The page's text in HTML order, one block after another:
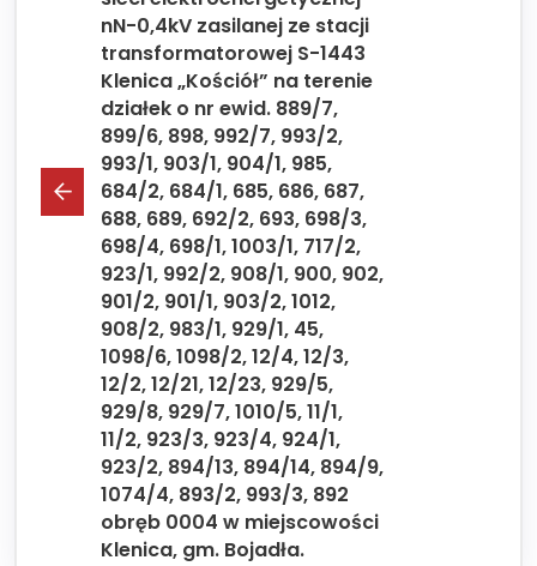
nN-0,4kV zasilanej ze stacji
transformatorowej S-1443
Klenica „Kościół” na terenie
działek o nr ewid. 889/7,
899/6, 898, 992/7, 993/2,
993/1, 903/1, 904/1, 985,
684/2, 684/1, 685, 686, 687,
688, 689, 692/2, 693, 698/3,
698/4, 698/1, 1003/1, 717/2,
923/1, 992/2, 908/1, 900, 902,
901/2, 901/1, 903/2, 1012,
908/2, 983/1, 929/1, 45,
1098/6, 1098/2, 12/4, 12/3,
12/2, 12/21, 12/23, 929/5,
929/8, 929/7, 1010/5, 11/1,
11/2, 923/3, 923/4, 924/1,
923/2, 894/13, 894/14, 894/9,
1074/4, 893/2, 993/3, 892
obręb 0004 w miejscowości
Klenica, gm. Bojadła.